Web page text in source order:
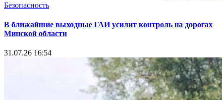
Безопасность
В ближайшие выходные ГАИ усилит контроль на дорогах
Минской области
31.07.26 16:54